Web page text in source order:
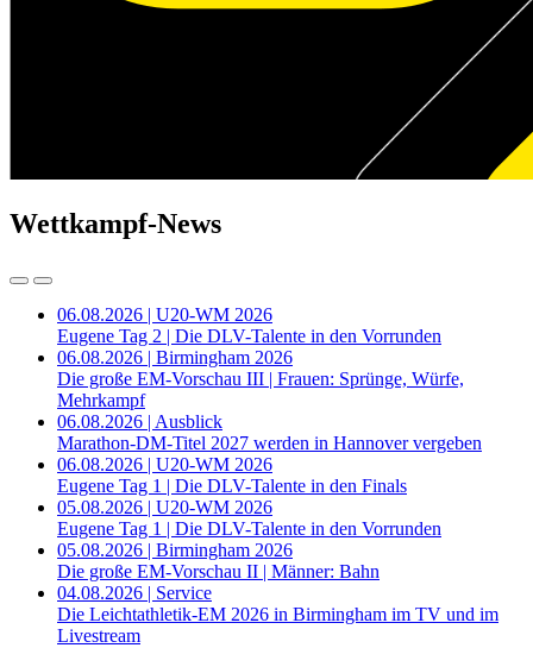
Wettkampf-News
06.08.2026 | U20-WM 2026
Eugene Tag 2 | Die DLV-Talente in den Vorrunden
06.08.2026 | Birmingham 2026
Die große EM-Vorschau III | Frauen: Sprünge, Würfe,
Mehrkampf
06.08.2026 | Ausblick
Marathon-DM-Titel 2027 werden in Hannover vergeben
06.08.2026 | U20-WM 2026
Eugene Tag 1 | Die DLV-Talente in den Finals
05.08.2026 | U20-WM 2026
Eugene Tag 1 | Die DLV-Talente in den Vorrunden
05.08.2026 | Birmingham 2026
Die große EM-Vorschau II | Männer: Bahn
04.08.2026 | Service
Die Leichtathletik-EM 2026 in Birmingham im TV und im
Livestream